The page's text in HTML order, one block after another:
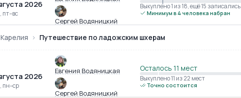
2026
пт–вс
Сергей Водяницкий
Выкуплено 1 из 18,ещё 15 записались
Минимум в 4 человека набран
Карелия › Путешествие по ладожским шхерам
2026
пн–ср
Евгения Водяницкая
Сергей Водяницкий
Осталось 11 мест
Выкуплено 11 из 22 мест
Точно состоится